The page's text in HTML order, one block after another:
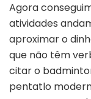
Agora
atividades
aproximar o
que não têm
citar o
pentatlo